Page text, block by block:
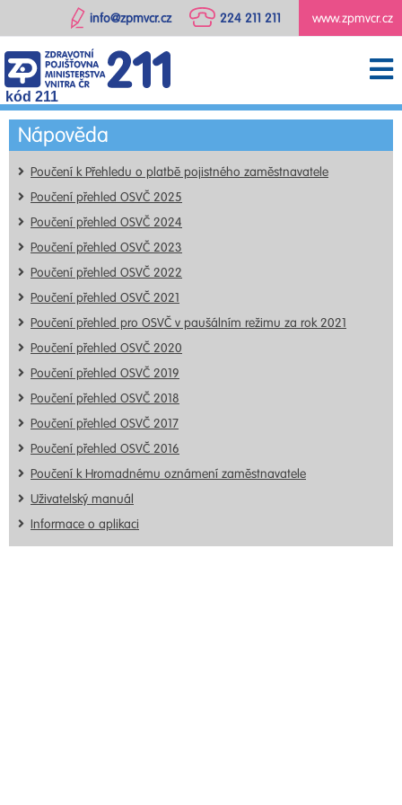
www.zpmvcr.cz
224 211 211
info@zpmvcr.cz
kód 211
Nápověda
Poučení k Přehledu o platbě pojistného zaměstnavatele
Poučení přehled OSVČ 2025
Poučení přehled OSVČ 2024
Poučení přehled OSVČ 2023
Poučení přehled OSVČ 2022
Poučení přehled OSVČ 2021
Poučení přehled pro OSVČ v paušálním režimu za rok 2021
Poučení přehled OSVČ 2020
Poučení přehled OSVČ 2019
Poučení přehled OSVČ 2018
Poučení přehled OSVČ 2017
Poučení přehled OSVČ 2016
Poučení k Hromadnému oznámení zaměstnavatele
Uživatelský manuál
Informace o aplikaci